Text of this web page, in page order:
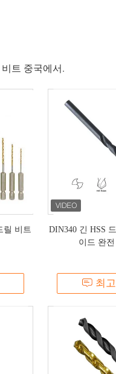
트 중국에서.
릴 비트
DIN340 긴 HSS
이드 완
최